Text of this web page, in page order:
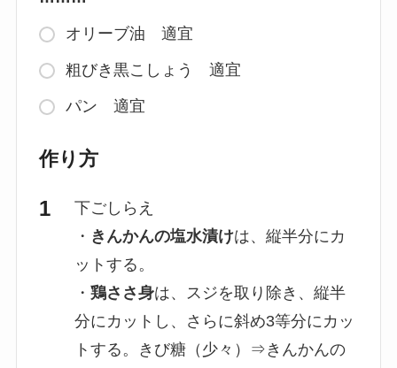
オリーブ油 適宜
粗びき黒こしょう 適宜
パン 適宜
作り方
下ごしらえ
・ きんかんの塩水漬けは、縦半分にカ
ットする。
・ 鶏ささ身は、スジを取り除き、縦半
分にカットし、さらに斜め3等分にカッ
トする。きび糖（少々）⇒きんかんの